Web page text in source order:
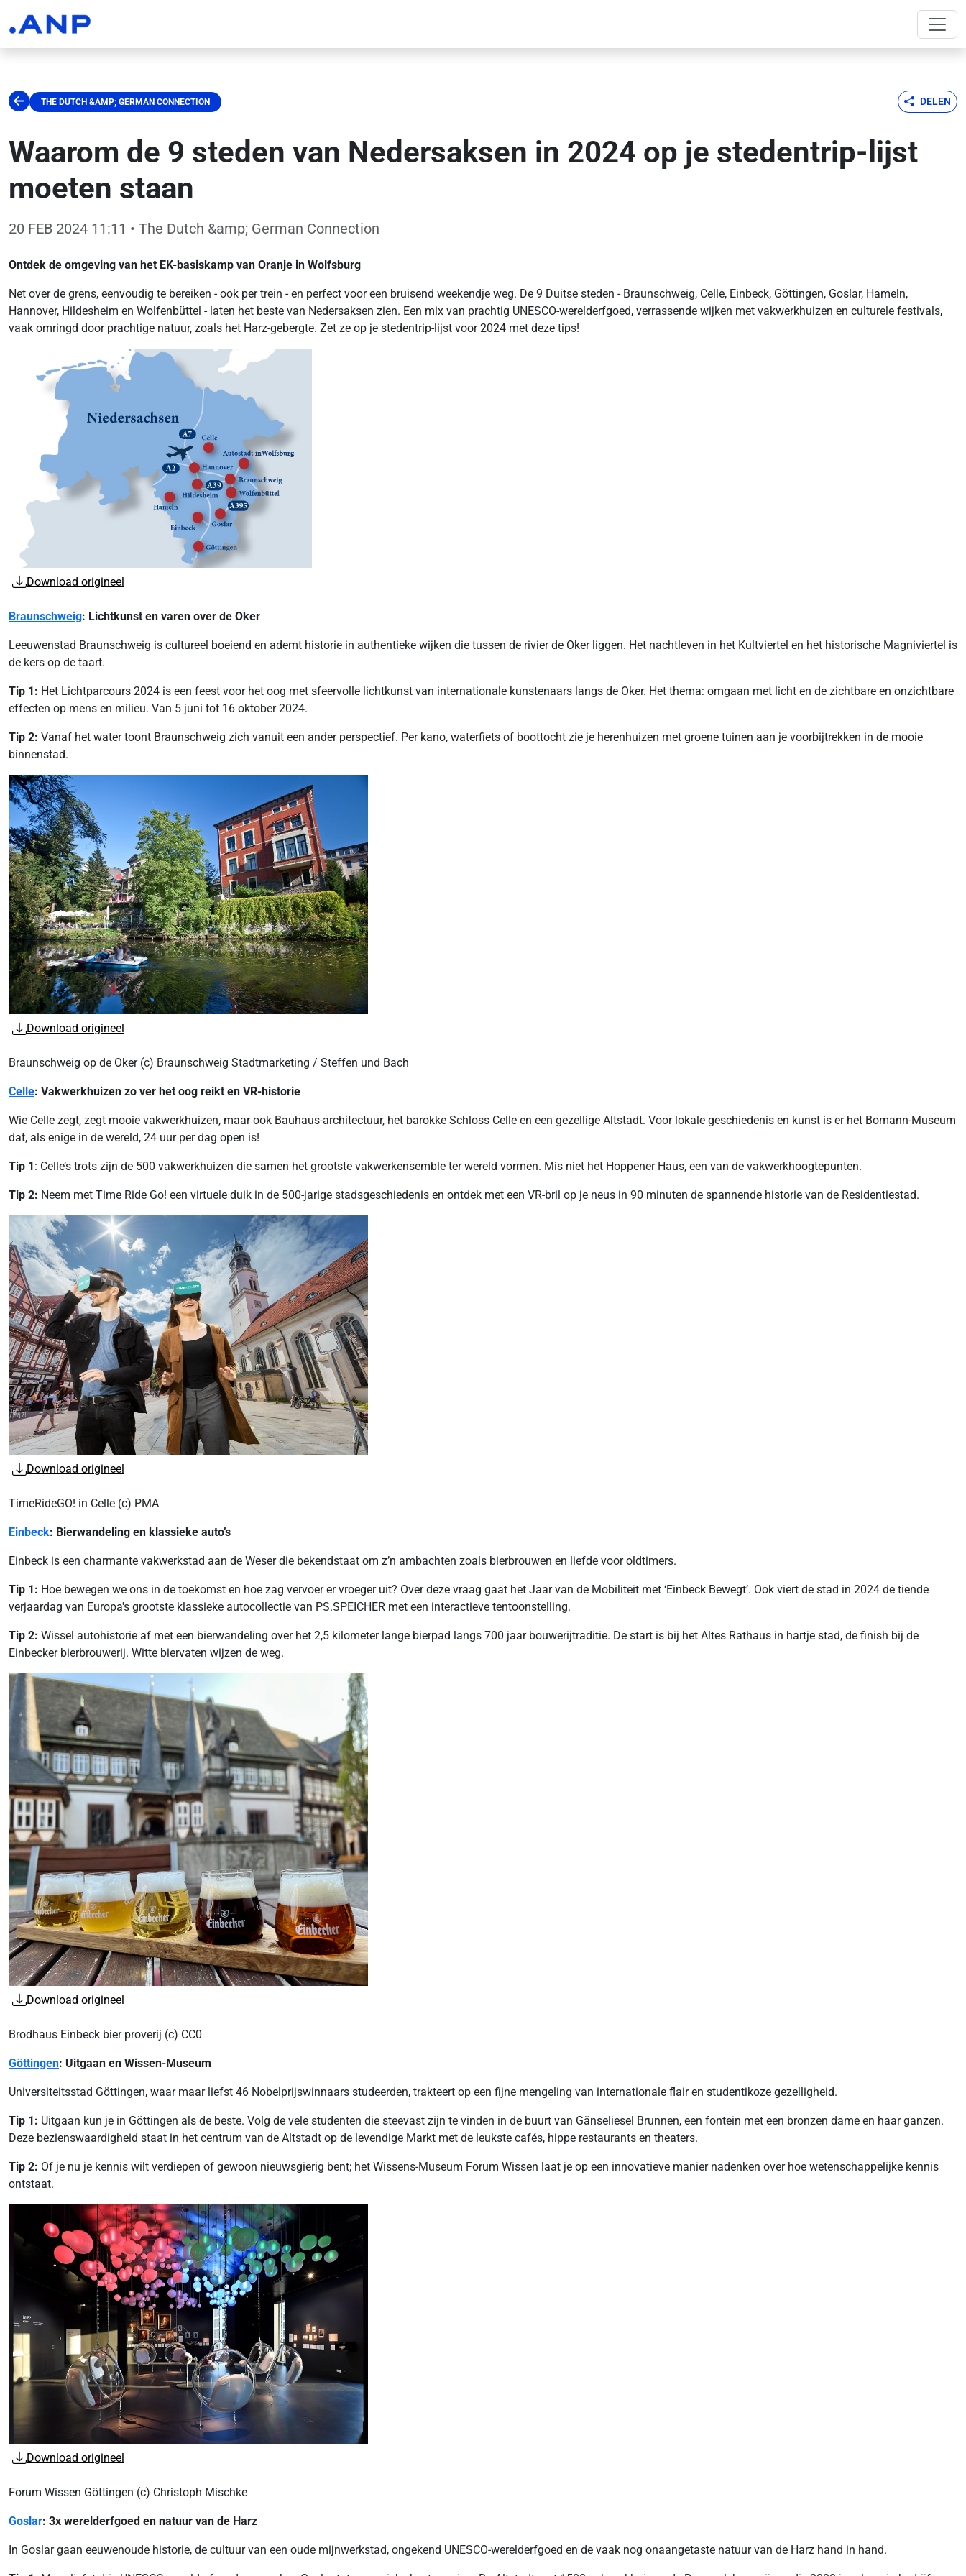
THE DUTCH &AMP; GERMAN CONNECTION DELEN
Waarom de 9 steden van Nedersaksen in 2024 op je stedentrip-lijst
moeten staan
20 FEB 2024 11:11 • The Dutch &amp; German Connection
Ontdek de omgeving van het EK-basiskamp van Oranje in Wolfsburg
Net over de grens, eenvoudig te bereiken - ook per trein - en perfect voor een bruisend weekendje weg. De 9 Duitse steden - Braunschweig, Celle, Einbeck, Göttingen, Goslar, Hameln,
Hannover, Hildesheim en Wolfenbüttel - laten het beste van Nedersaksen zien. Een mix van prachtig UNESCO-werelderfgoed, verrassende wijken met vakwerkhuizen en culturele festivals,
vaak omringd door prachtige natuur, zoals het Harz-gebergte. Zet ze op je stedentrip-lijst voor 2024 met deze tips!
Download origineel
Braunschweig: Lichtkunst en varen over de Oker
Leeuwenstad Braunschweig is cultureel boeiend en ademt historie in authentieke wijken die tussen de rivier de Oker liggen. Het nachtleven in het Kultviertel en het historische Magniviertel is
de kers op de taart.
Tip 1: Het Lichtparcours 2024 is een feest voor het oog met sfeervolle lichtkunst van internationale kunstenaars langs de Oker. Het thema: omgaan met licht en de zichtbare en onzichtbare
effecten op mens en milieu. Van 5 juni tot 16 oktober 2024.
Tip 2: Vanaf het water toont Braunschweig zich vanuit een ander perspectief. Per kano, waterfiets of boottocht zie je herenhuizen met groene tuinen aan je voorbijtrekken in de mooie
binnenstad.
Download origineel
Braunschweig op de Oker (c) Braunschweig Stadtmarketing / Steffen und Bach
Celle: Vakwerkhuizen zo ver het oog reikt en VR-historie
Wie Celle zegt, zegt mooie vakwerkhuizen, maar ook Bauhaus-architectuur, het barokke Schloss Celle en een gezellige Altstadt. Voor lokale geschiedenis en kunst is er het Bomann-Museum
dat, als enige in de wereld, 24 uur per dag open is!
Tip 1: Celle’s trots zijn de 500 vakwerkhuizen die samen het grootste vakwerkensemble ter wereld vormen. Mis niet het Hoppener Haus, een van de vakwerkhoogtepunten.
Tip 2: Neem met Time Ride Go! een virtuele duik in de 500-jarige stadsgeschiedenis en ontdek met een VR-bril op je neus in 90 minuten de spannende historie van de Residentiestad.
Download origineel
TimeRideGO! in Celle (c) PMA
Einbeck: Bierwandeling en klassieke auto’s
Einbeck is een charmante vakwerkstad aan de Weser die bekendstaat om z’n ambachten zoals bierbrouwen en liefde voor oldtimers.
Tip 1: Hoe bewegen we ons in de toekomst en hoe zag vervoer er vroeger uit? Over deze vraag gaat het Jaar van de Mobiliteit met ‘Einbeck Bewegt’. Ook viert de stad in 2024 de tiende
verjaardag van Europa's grootste klassieke autocollectie van PS.SPEICHER met een interactieve tentoonstelling.
Tip 2: Wissel autohistorie af met een bierwandeling over het 2,5 kilometer lange bierpad langs 700 jaar bouwerijtraditie. De start is bij het Altes Rathaus in hartje stad, de finish bij de
Einbecker bierbrouwerij. Witte biervaten wijzen de weg.
Download origineel
Brodhaus Einbeck bier proverij (c) CC0
Göttingen: Uitgaan en Wissen-Museum
Universiteitsstad Göttingen, waar maar liefst 46 Nobelprijswinnaars studeerden, trakteert op een fijne mengeling van internationale flair en studentikoze gezelligheid.
Tip 1: Uitgaan kun je in Göttingen als de beste. Volg de vele studenten die steevast zijn te vinden in de buurt van Gänseliesel Brunnen, een fontein met een bronzen dame en haar ganzen.
Deze bezienswaardigheid staat in het centrum van de Altstadt op de levendige Markt met de leukste cafés, hippe restaurants en theaters.
Tip 2: Of je nu je kennis wilt verdiepen of gewoon nieuwsgierig bent; het Wissens-Museum Forum Wissen laat je op een innovatieve manier nadenken over hoe wetenschappelijke kennis
ontstaat.
Download origineel
Forum Wissen Göttingen (c) Christoph Mischke
Goslar: 3x werelderfgoed en natuur van de Harz
In Goslar gaan eeuwenoude historie, de cultuur van een oude mijnwerkstad, ongekend UNESCO-werelderfgoed en de vaak nog onaangetaste natuur van de Harz hand in hand.